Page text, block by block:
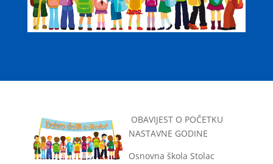
OBAVIJEST O POČETKU
NASTAVNE GODINE
Osnovna škola Stolac